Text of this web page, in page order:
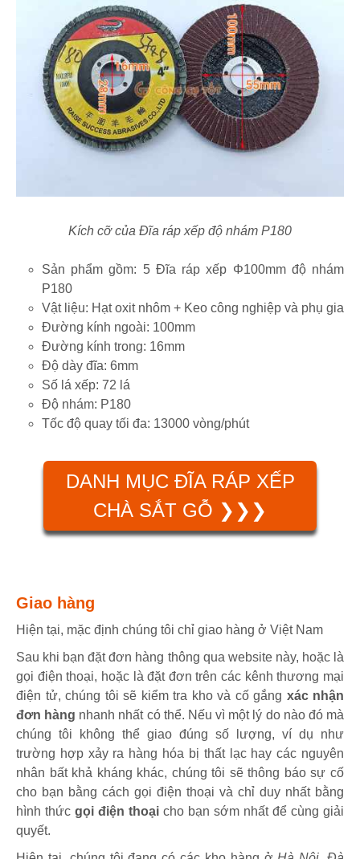
Kích cỡ của Đĩa ráp xếp độ nhám P180
Sản phẩm gồm: 5 Đĩa ráp xếp Φ100mm độ nhám
P180
Vật liệu: Hạt oxit nhôm + Keo công nghiệp và phụ gia
Đường kính ngoài: 100mm
Đường kính trong: 16mm
Độ dày đĩa: 6mm
Số lá xếp: 72 lá
Độ nhám: P180
Tốc độ quay tối đa: 13000 vòng/phút
DANH MỤC ĐĨA RÁP XẾP
CHÀ SẮT GỖ ❯❯❯
Giao hàng
Hiện tại, mặc định chúng tôi chỉ giao hàng ở Việt Nam
Sau khi bạn đặt đơn hàng thông qua website này, hoặc là
gọi điện thoại, hoặc là đặt đơn trên các kênh thương mại
điện tử, chúng tôi sẽ kiểm tra kho và cố gắng xác nhận
đơn hàng nhanh nhất có thể. Nếu vì một lý do nào đó mà
chúng tôi không thể giao đúng số lượng, ví dụ như
trường hợp xảy ra hàng hóa bị thất lạc hay các nguyên
nhân bất khả kháng khác, chúng tôi sẽ thông báo sự cố
cho bạn bằng cách gọi điện thoại và chỉ duy nhất bằng
hình thức gọi điện thoại cho bạn sớm nhất để cùng giải
quyết.